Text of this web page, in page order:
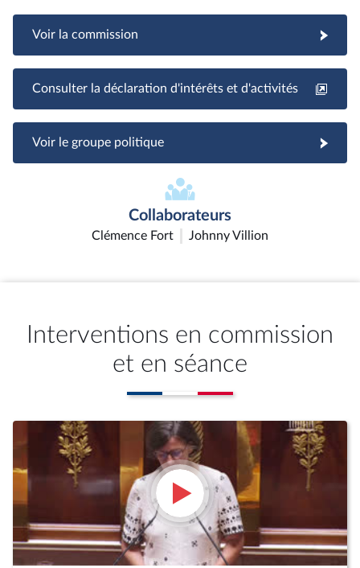
Voir la commission
Consulter la déclaration d'intérêts et d'activités
Voir le groupe politique
Collaborateurs
Clémence Fort Johnny Villion
Interventions en commission
et en séance